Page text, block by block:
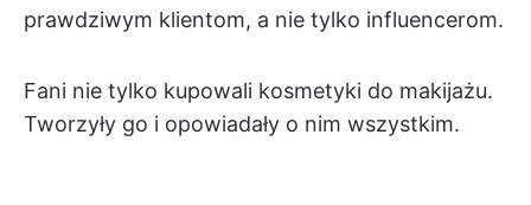
prawdziwym klientom, a nie tylko influencerom.
Fani nie tylko kupowali kosmetyki do makijażu.
Tworzyły go i opowiadały o nim wszystkim.